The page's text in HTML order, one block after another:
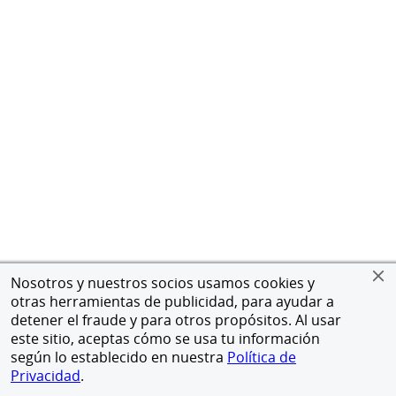
Nosotros y nuestros socios usamos cookies y
otras herramientas de publicidad, para ayudar a
detener el fraude y para otros propósitos. Al usar
este sitio, aceptas cómo se usa tu información
según lo establecido en nuestra Política de
Privacidad.